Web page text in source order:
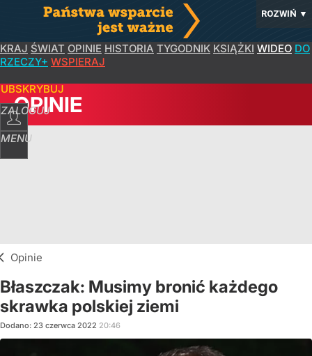
ROZWIŃ ▼
KRAJ ŚWIAT OPINIE HISTORIA TYGODNIK KSIĄŻKI WIDEO DO
RZECZY+ WSPIERAJ
ZALOGUJ
MENU
OPINIE
Opinie
Błaszczak: Musimy bronić każdego
skrawka polskiej ziemi
Dodano: 23 czerwca 2022 20:46